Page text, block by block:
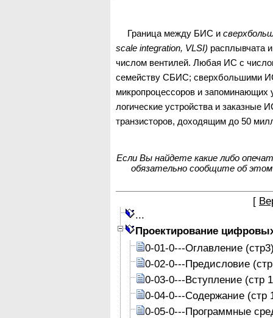
Граница между БИС и
scale integration, VLSI) расплывчата
числом вентилей. Любая ИС с
семейству СБИС; сверхбольшими
микропроцессоров и запоминающих
логические устройства и
транзисторов, доходящим до 50
Если Вы найдете какие либо
обязательно сообщите об
[
...
Проектирование
0-01-0---Оглавление
0-02-0---Предисловие
0-03-0---Вступление (стр
0-04-0---Содержание (стр
0-05-0---Программные